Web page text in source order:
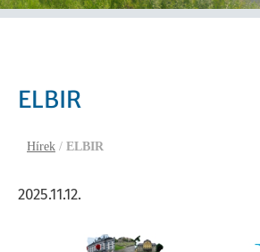
ELBIR
Hírek / ELBIR
2025.11.12.